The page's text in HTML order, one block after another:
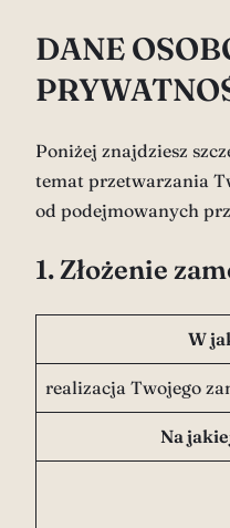
DANE
Poniżej znajdziesz
temat przetwarzania
od podejmowanych
1. Złożenie
W
realizacja Twojego
Na